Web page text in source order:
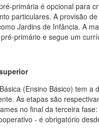
primária é opcional para
particulares. A provisão
Jardins de Infância. A
primário e segue um
(Ensino Básico) tem
As etapas são
no final da terceira
- é obrigatório